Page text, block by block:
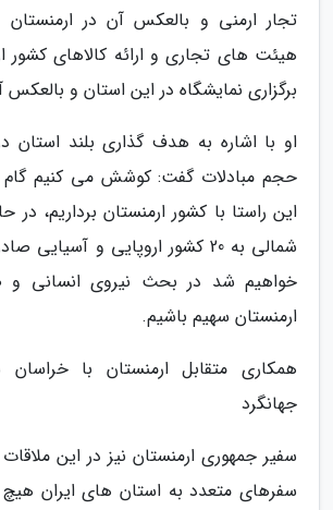
تجار ارمنی و بالعکس آن در ارمنستان
هیئت های تجاری و ارائه کالاهای کشور
برگزاری نمایشگاه در این استان و
او با اشاره به هدف گذاری بلند استان
حجم مبادلات گفت: کوشش می کنیم گام
این راستا با کشور ارمنستان برداریم،
شمالی به 20 کشور اروپایی و
خواهیم شد در بحث نیروی انسانی و
ارمنستان سهیم باشیم.
همکاری متقابل ارمنستان با
جهانگرد
سفیر جمهوری ارمنستان نیز در این
سفرهای متعدد به استان های ایران هیچ